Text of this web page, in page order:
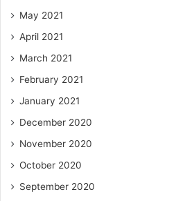
May 2021
April 2021
March 2021
February 2021
January 2021
December 2020
November 2020
October 2020
September 2020